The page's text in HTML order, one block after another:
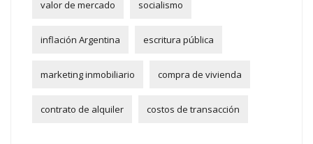
valor de mercado socialismo
inflación Argentina escritura pública
marketing inmobiliario compra de vivienda
contrato de alquiler costos de transacción